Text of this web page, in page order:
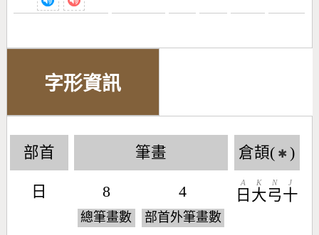
字形資訊
部首
日
筆畫
8
總筆畫數
4
部首外筆畫數
倉頡( ✱ )
日
A
大
K
弓
N
十
J